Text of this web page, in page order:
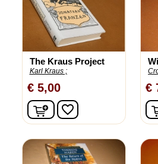
The Kraus Project
Karl Kraus ;
€ 5,00
In winkelwagen
favorite_border
€